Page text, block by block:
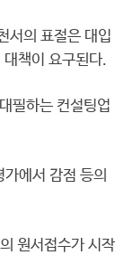
서의 표절은 대입
책이 요구된다.
필하는 컨설팅업
에서 감점 등의
원서접수가 시작